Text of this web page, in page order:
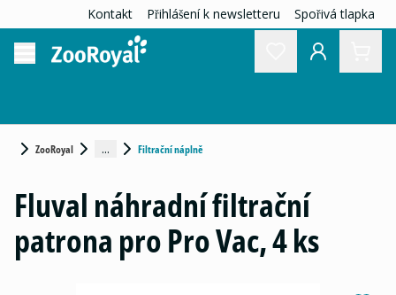
Kontakt Přihlášení k newsletteru Spořivá tlapka
ZooRoyal ... Filtrační náplně
Fluval náhradní filtrační
patrona pro Pro Vac, 4 ks